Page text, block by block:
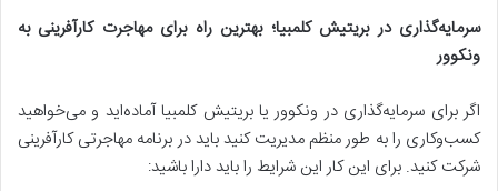
سرمایه‌گذاری در بریتیش کلمبیا؛ بهترین راه برای مهاجرت کارآفرینی به
ونکوور
اگر برای سرمایه‌گذاری در ونکوور یا بریتیش کلمبیا آماده‌اید و می‌خواهید
کسب‌وکاری را به طور منظم مدیریت کنید باید در برنامه مهاجرتی کارآفرینی
شرکت کنید. برای این کار این شرایط را باید دارا باشید: